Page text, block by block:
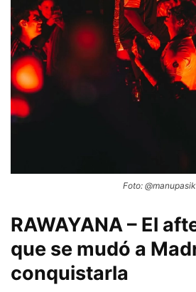
Foto: @manupasik
RAWAYANA – El
que se mudó a
conquistarla